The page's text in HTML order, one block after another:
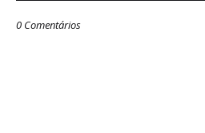
0 Comentários